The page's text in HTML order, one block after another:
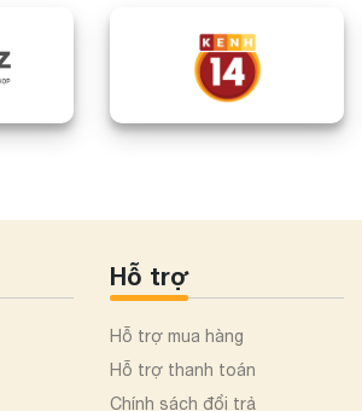
Hỗ trợ
Hỗ trợ mua hàng
Hỗ trợ thanh toán
Chính sách đổi trả